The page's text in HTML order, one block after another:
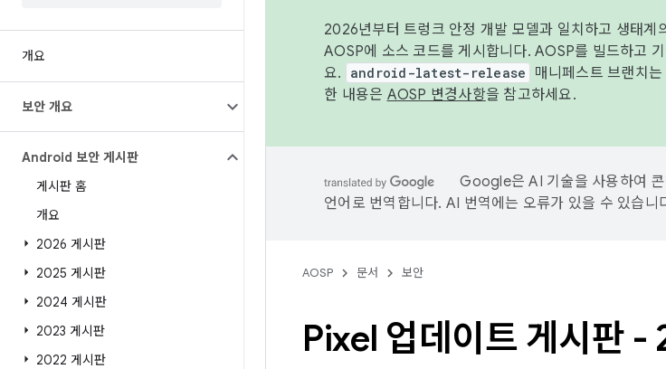
개요
보안 개요
Android 보안 게시판
게시판 홈
개요
2026 게시판
2025 게시판
2024 게시판
2023 게시판
2022 게시판
2026년부터 트렁크 안정 개발 모델과 일치하고 생태계
AOSP에 소스 코드를 게시합니다. AOSP를 빌드하고
요.
android-latest-release
매니페스트 브랜치
한 내용은 AOSP 변경사항을 참고하세요.
Google은 AI 기술을 사용하여
언어로 번역합니다. AI 번역에는 오류가 있을 수 있습니
AOSP 문서 보안
Pixel 업데이트 게시판 -